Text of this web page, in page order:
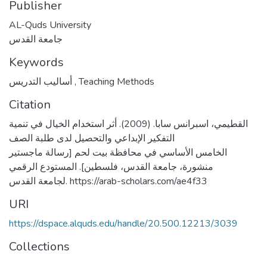
Publisher
AL-Quds University
جامعة القدس
Keywords
,Teaching Methods
Citation
القطيمي، اسبرانس سابا. (2009). أثر استخدام الخيال في تنمية
التفكير الإبداعي والتحصيل لدى طلبة الصف
الخامس الأساسي في محافظة بيت لحم [رسالة ماجستير
منشورة، جامعة القدس، فلسطين]. المستودع الرقمي
لجامعة القدس. https://arab-scholars.com/ae4f33
URI
https://dspace.alquds.edu/handle/20.500.12213/3039
Collections